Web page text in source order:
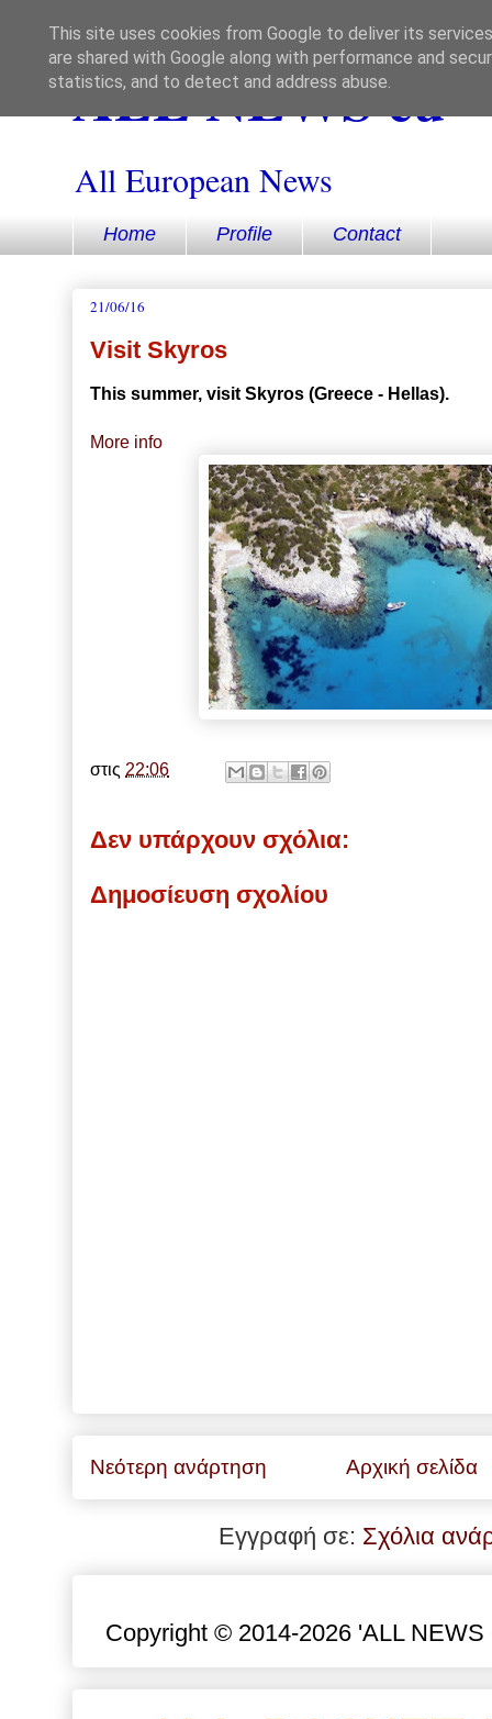
ALL NEWS eu
All European News
Home Profile Contact
21/06/16
Visit Skyros
This summer, visit Skyros (Greece - Hellas).
More info
στις 22:06
Δεν υπάρχουν σχόλια:
Δημοσίευση σχολίου
Νεότερη ανάρτηση Αρχική σελίδα
Εγγραφή σε: Σχόλια
Copyright © 2014-2026 'ALL
This site uses cookies from Google to deliver its
are shared with Google along with performance and
statistics, and to detect and address abuse.